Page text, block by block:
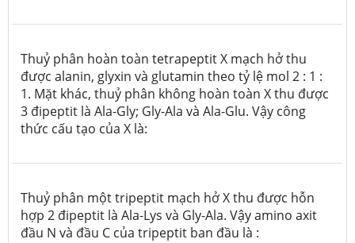
Thuỷ phân hoàn toàn tetrapeptit X mạch hở thu
được alanin, glyxin và glutamin theo tỷ lệ mol 2 : 1 :
1. Mặt khác, thuỷ phân không hoàn toàn X thu được
3 đipeptit là Ala-Gly; Gly-Ala và Ala-Glu. Vậy công
thức cấu tạo của X là:
Thuỷ phân một tripeptit mạch hở X thu được hỗn
hợp 2 đipeptit là Ala-Lys và Gly-Ala. Vậy amino axit
đầu N và đầu C của tripeptit ban đầu là :